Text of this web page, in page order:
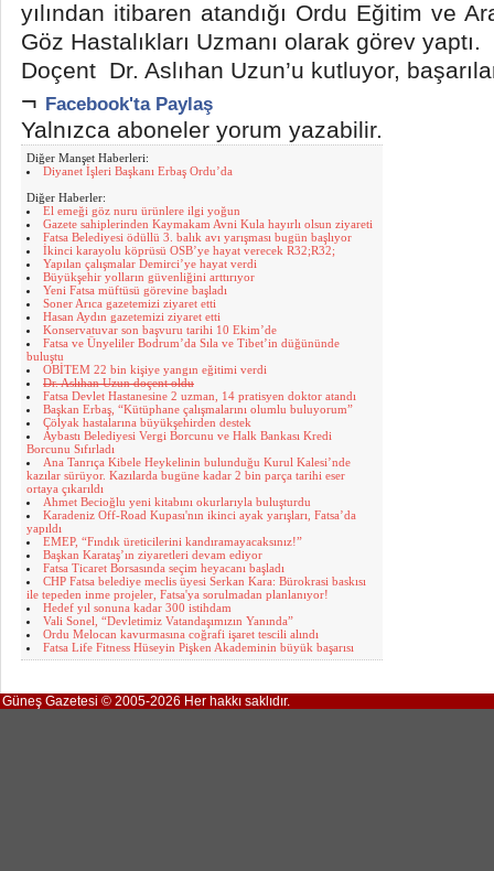
yılından itibaren atandığı Ordu Eğitim ve
Göz Hastalıkları Uzmanı olarak görev yaptı.
Doçent Dr. Aslıhan Uzun’u kutluyor,
¬ Facebook'ta Paylaş
Yalnızca aboneler yorum yazabilir.
Diğer Manşet Haberleri:
Diyanet İşleri Başkanı Erbaş Ordu’da
Diğer Haberler:
El emeği göz nuru ürünlere ilgi yoğun
Gazete sahiplerinden Kaymakam Avni Kula hayırlı olsun ziyareti
Fatsa Belediyesi ödüllü 3. balık avı yarışması bugün başlıyor
İkinci karayolu köprüsü OSB’ye hayat verecek R32;R32;
Yapılan çalışmalar Demirci’ye hayat verdi
Büyükşehir yolların güvenliğini arttırıyor
Yeni Fatsa müftüsü görevine başladı
Soner Arıca gazetemizi ziyaret etti
Hasan Aydın gazetemizi ziyaret etti
Konservatuvar son başvuru tarihi 10 Ekim’de
Fatsa ve Ünyeliler Bodrum’da Sıla ve Tibet’in düğününde
buluştu
OBİTEM 22 bin kişiye yangın eğitimi verdi
Dr. Aslıhan Uzun doçent oldu
Fatsa Devlet Hastanesine 2 uzman, 14 pratisyen doktor atandı
Başkan Erbaş, “Kütüphane çalışmalarını olumlu buluyorum”
Çölyak hastalarına büyükşehirden destek
Aybastı Belediyesi Vergi Borcunu ve Halk Bankası Kredi
Borcunu Sıfırladı
Ana Tanrıça Kibele Heykelinin bulunduğu Kurul Kalesi’nde
kazılar sürüyor. Kazılarda bugüne kadar 2 bin parça tarihi eser
ortaya çıkarıldı
Ahmet Becioğlu yeni kitabını okurlarıyla buluşturdu
Karadeniz Off-Road Kupası'nın ikinci ayak yarışları, Fatsa’da
yapıldı
EMEP, “Fındık üreticilerini kandıramayacaksınız!”
Başkan Karataş’ın ziyaretleri devam ediyor
Fatsa Ticaret Borsasında seçim heyacanı başladı
CHP Fatsa belediye meclis üyesi Serkan Kara: Bürokrasi baskısı
ile tepeden inme projeler, Fatsa'ya sorulmadan planlanıyor!
Hedef yıl sonuna kadar 300 istihdam
Vali Sonel, “Devletimiz Vatandaşımızın Yanında”
Ordu Melocan kavurmasına coğrafi işaret tescili alındı
Fatsa Life Fitness Hüseyin Pişken Akademinin büyük başarısı
Güneş Gazetesi © 2005-2026 Her hakkı saklıdır.